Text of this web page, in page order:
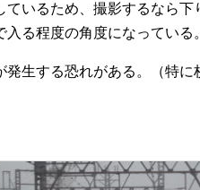
ているため、撮影するなら
る程度の角度になっている。
生する恐れがある。（特に